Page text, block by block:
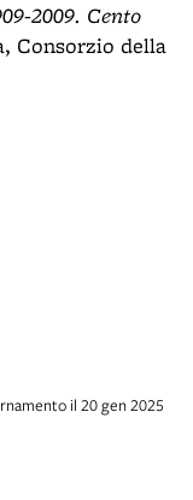
2009. Cento
Consorzio della
il 20 gen 2025